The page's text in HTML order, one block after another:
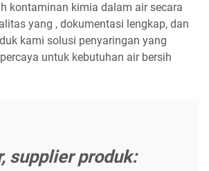
kontaminan kimia dalam air secara
yang , dokumentasi lengkap, dan
kami solusi penyaringan yang
untuk kebutuhan air bersih
supplier produk: